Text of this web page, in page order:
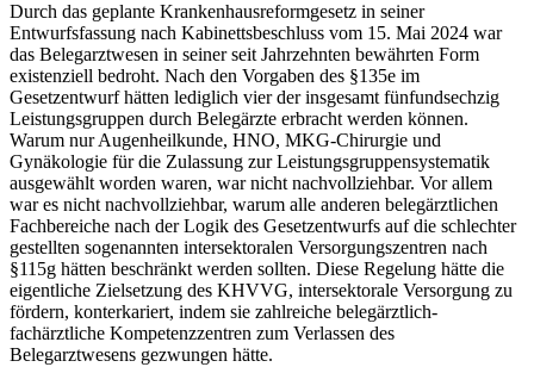
Durch das geplante Krankenhausreformgesetz in seiner
Entwurfsfassung nach Kabinettsbeschluss vom 15. Mai 2024 war
das Belegarztwesen in seiner seit Jahrzehnten bewährten Form
existenziell bedroht. Nach den Vorgaben des §135e im
Gesetzentwurf hätten lediglich vier der insgesamt fünfundsechzig
Leistungsgruppen durch Belegärzte erbracht werden können.
Warum nur Augenheilkunde, HNO, MKG-Chirurgie und
Gynäkologie für die Zulassung zur Leistungsgruppensystematik
ausgewählt worden waren, war nicht nachvollziehbar. Vor allem
war es nicht nachvollziehbar, warum alle anderen belegärztlichen
Fachbereiche nach der Logik des Gesetzentwurfs auf die schlechter
gestellten sogenannten intersektoralen Versorgungszentren nach
§115g hätten beschränkt werden sollten. Diese Regelung hätte die
eigentliche Zielsetzung des KHVVG, intersektorale Versorgung zu
fördern, konterkariert, indem sie zahlreiche belegärztlich-
fachärztliche Kompetenzzentren zum Verlassen des
Belegarztwesens gezwungen hätte.